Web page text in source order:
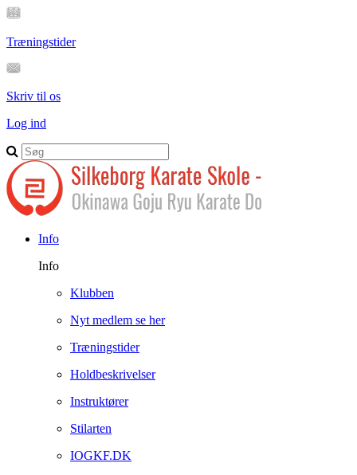
Træningstider
Skriv til os
Log ind
Info
Info
Klubben
Nyt medlem se her
Træningstider
Holdbeskrivelser
Instruktører
Stilarten
IOGKF.DK